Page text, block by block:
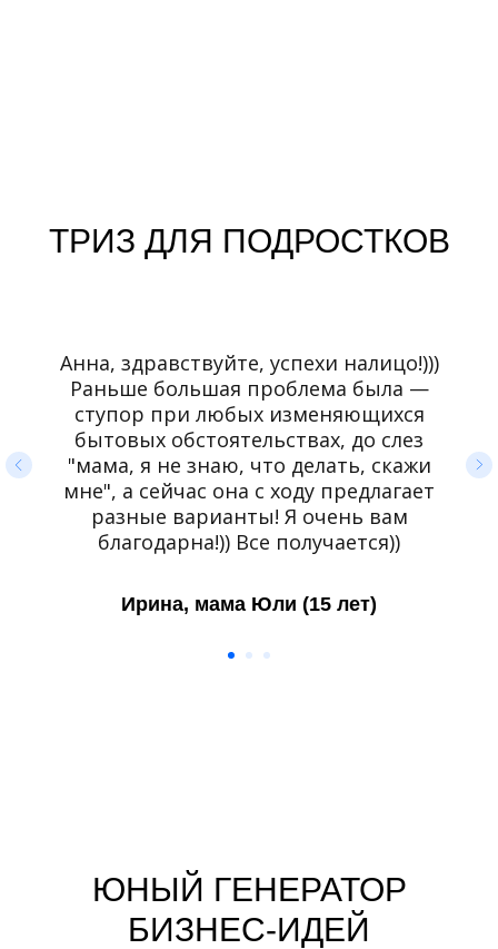
ТРИЗ ДЛЯ ПОДРОСТКОВ
Анна, здравствуйте, успехи налицо!)))
Раньше большая проблема была —
ступор при любых изменяющихся
бытовых обстоятельствах, до слез
"мама, я не знаю, что делать, скажи
мне", а сейчас она с ходу предлагает
разные варианты! Я очень вам
благодарна!)) Все получается))
Ирина, мама Юли (15 лет)
ЮНЫЙ ГЕНЕРАТОР
БИЗНЕС-ИДЕЙ